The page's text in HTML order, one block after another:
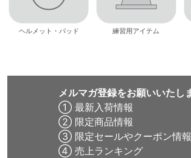
ヘルメット・パッド 練習用アイテム
メルマガ登録をお願いいたし
① 最新入荷情報
② 限定商品情報
③ 限定セールやクーポン情報
④ 売上ランキング